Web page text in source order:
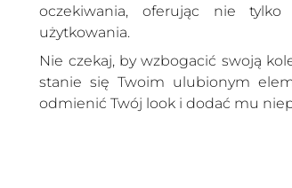
oczekiwania, oferując nie
użytkowania.
Nie czekaj, by wzbogacić swoją
stanie się Twoim ulubionym
odmienić Twój look i dodać mu